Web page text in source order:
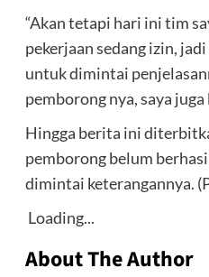
“Akan tetapi hari ini tim
pekerjaan sedang izin,
untuk dimintai
pemborong nya, saya
Hingga berita ini
pemborong belum
dimintai keterangannya.
Loading...
About The Author